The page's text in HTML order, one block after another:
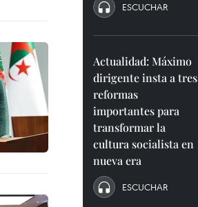
ESCUCHAR
Actualidad: Máximo
dirigente insta a tres
reformas
importantes para
transformar la
cultura socialista en
nueva era
ESCUCHAR